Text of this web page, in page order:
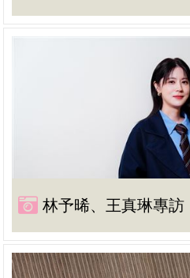
林予晞、王真琳專訪